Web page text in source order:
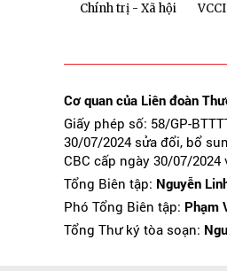
Chính trị - Xã hội VCCI
Cơ quan của Liên đoàn
Giấy phép số: 58/GP-
30/07/2024 sửa đổi, bổ
CBC cấp ngày 30/07/
Tổng Biên tập: Nguyễn
Phó Tổng Biên tập: Phạm
Tổng Thư ký tòa soạn: